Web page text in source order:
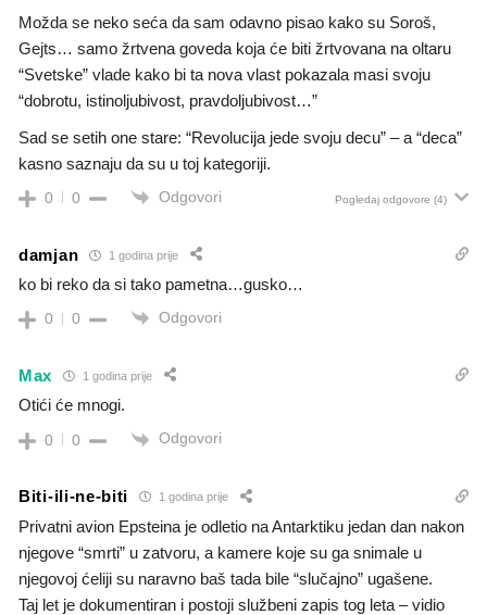
Možda se neko seća da sam odavno pisao kako su Soroš,
Gejts… samo žrtvena goveda koja će biti žrtvovana na oltaru
“Svetske” vlade kako bi ta nova vlast pokazala masi svoju
“dobrotu, istinoljubivost, pravdoljubivost…”
Sad se setih one stare: “Revolucija jede svoju decu” – a “deca”
kasno saznaju da su u toj kategoriji.
0 0 Odgovori Pogledaj odgovore (4)
damjan 1 godina prije
ko bi reko da si tako pametna…gusko…
0 0 Odgovori
Max 1 godina prije
Otići će mnogi.
0 0 Odgovori
Biti-ili-ne-biti 1 godina prije
Privatni avion Epsteina je odletio na Antarktiku jedan dan nakon
njegove “smrti” u zatvoru, a kamere koje su ga snimale u
njegovoj ćeliji su naravno baš tada bile “slučajno” ugašene.
Taj let je dokumentiran i postoji službeni zapis tog leta – vidio